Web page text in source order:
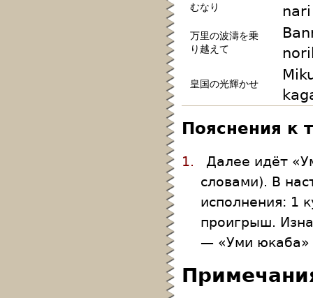
むなり
nari
万里の波濤を乗
り越えて
皇国の光輝かせ
Пояснения к
1.
Далее идёт
словами). В
исполнения: 1
проигрыш.
— «Уми юкаба»